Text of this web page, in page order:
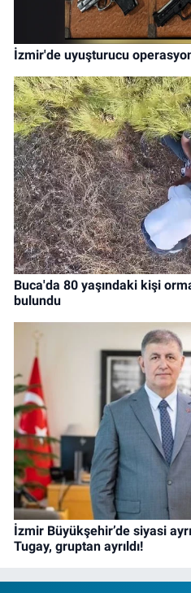
İzmir'de uyuşturucu
Buca'da 80 yaşındaki kişi
bulundu
İzmir Büyükşehir’de siyasi
Tugay, gruptan ayrıldı!